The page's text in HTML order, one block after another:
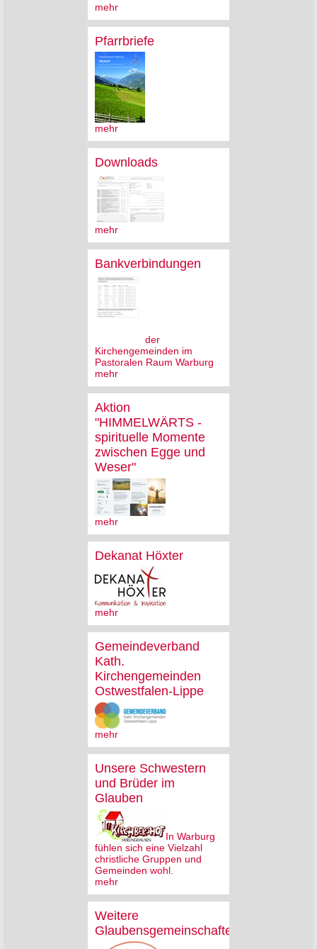
mehr
Pfarrbriefe
mehr
Downloads
mehr
Bankverbindungen
der
Kirchengemeinden im
Pastoralen Raum Warburg
mehr
Aktion
"HIMMELWÄRTS -
spirituelle Momente
zwischen Egge und
Weser"
mehr
Dekanat Höxter
mehr
Gemeindeverband
Kath.
Kirchengemeinden
Ostwestfalen-Lippe
mehr
Unsere Schwestern
und Brüder im
Glauben
In Warburg
fühlen sich eine Vielzahl
christliche Gruppen und
Gemeinden wohl.
mehr
Weitere
Glaubensgemeinschaften